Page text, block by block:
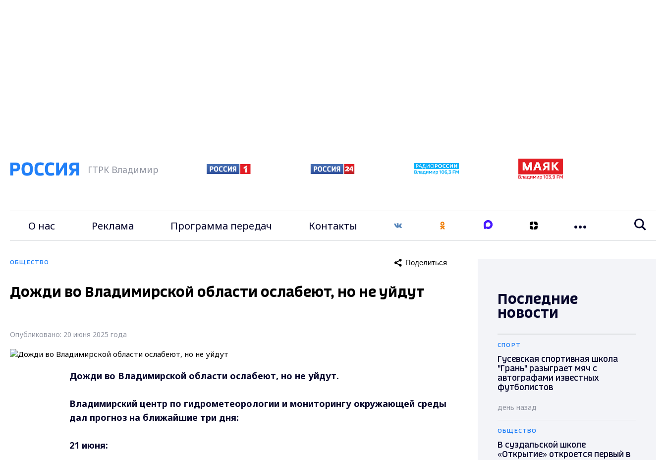
ГТРК Владимир
О нас Реклама Программа передач Контакты
ОБЩЕСТВО Поделиться
Дожди во Владимирской области ослабеют, но не уйдут
Опубликовано: 20 июня 2025 года
Дожди во Владимирской области ослабеют, но не уйдут.
Владимирский центр по гидрометеорологии и мониторингу окружающей среды
дал прогноз на ближайшие три дня:
21 июня:
Последние
новости
СПОРТ
Гусевская спортивная школа
"Грань" разыграет мяч с
автографами известных
футболистов
день назад
ОБЩЕСТВО
В суздальской школе
«Открытие» откроется первый в